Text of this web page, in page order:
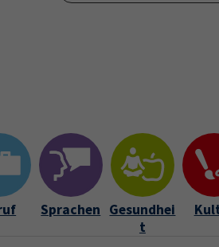
Sprachen Gesundhei
t